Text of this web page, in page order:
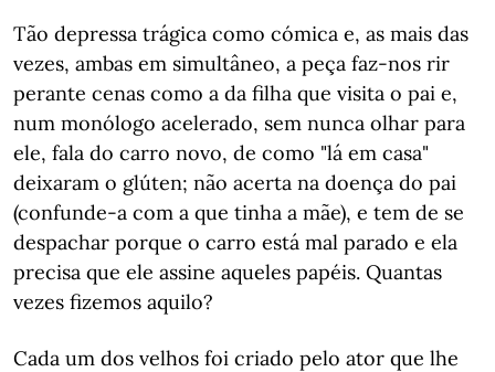
Tão depressa trágica como cómica e, as mais das
vezes, ambas em simultâneo, a peça faz-nos rir
perante cenas como a da filha que visita o pai e,
num monólogo acelerado, sem nunca olhar para
ele, fala do carro novo, de como "lá em casa"
deixaram o glúten; não acerta na doença do pai
(confunde-a com a que tinha a mãe), e tem de se
despachar porque o carro está mal parado e ela
precisa que ele assine aqueles papéis. Quantas
vezes fizemos aquilo?
Cada um dos velhos foi criado pelo ator que lhe